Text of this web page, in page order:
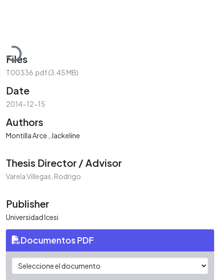
Loading...
Files
T00336.pdf(3.45 MB)
Date
2014-12-15
Authors
Montilla Arce , Jackeline
Thesis Director / Advisor
Varela Villegas, Rodrigo
Publisher
Universidad Icesi
Documentos PDF